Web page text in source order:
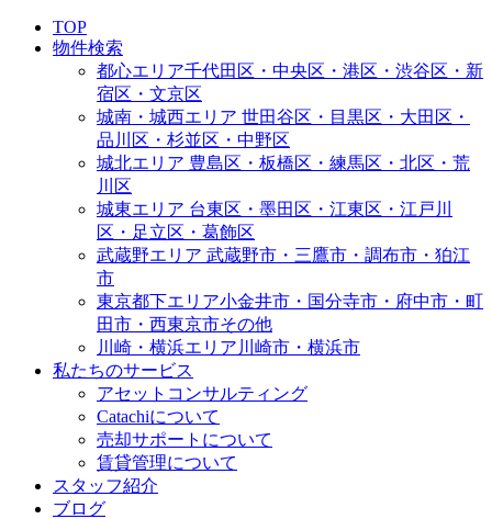
TOP
物件検索
都心エリア千代田区・中央区・港区・渋谷区・新
宿区・文京区
城南・城西エリア 世田谷区・目黒区・大田区・
品川区・杉並区・中野区
城北エリア 豊島区・板橋区・練馬区・北区・荒
川区
城東エリア 台東区・墨田区・江東区・江戸川
区・足立区・葛飾区
武蔵野エリア 武蔵野市・三鷹市・調布市・狛江
市
東京都下エリア小金井市・国分寺市・府中市・町
田市・西東京市その他
川崎・横浜エリア 川崎市・横浜市
私たちのサービス
アセットコンサルティング
Catachiについて
売却サポートについて
賃貸管理について
スタッフ紹介
ブログ